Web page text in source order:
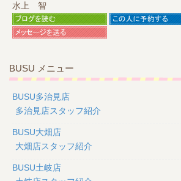
水上 智
BUSU メニュー
BUSU多治見店
多治見店スタッフ紹介
BUSU大畑店
大畑店スタッフ紹介
BUSU土岐店